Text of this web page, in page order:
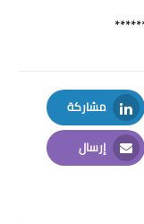
مشاركة
LinkedIn
إرسال
Email